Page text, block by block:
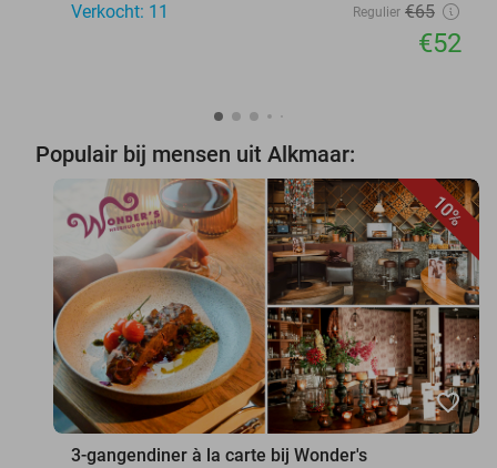
Verkocht: 11 Regulier €65
€52
Populair bij mensen uit Alkmaar:
10%
favorite_border
3-gangendiner à la carte bij Wonder's